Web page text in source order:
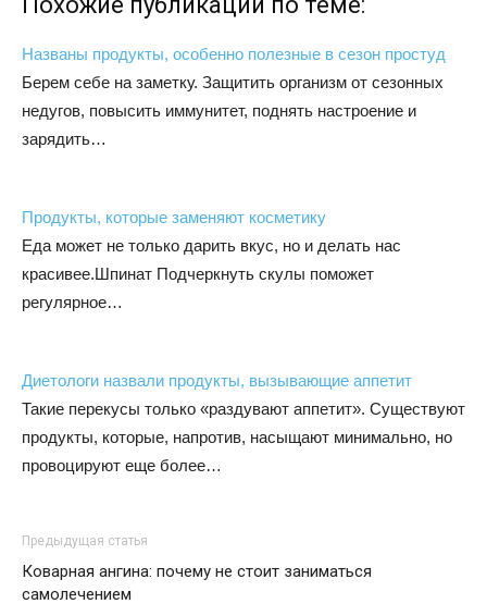
Названы продукты, особенно полезные в сезон простуд
Берем себе на заметку. Защитить организм от сезонных
недугов, повысить иммунитет, поднять настроение и
зарядить…
Продукты, которые заменяют косметику
Еда может не только дарить вкус, но и делать нас
красивее.Шпинат Подчеркнуть скулы поможет
регулярное…
Диетологи назвали продукты, вызывающие аппетит
Такие перекусы только «раздувают аппетит». Существуют
продукты, которые, напротив, насыщают минимально, но
провоцируют еще более…
Предыдущая статья
Коварная ангина: почему не стоит заниматься
самолечением